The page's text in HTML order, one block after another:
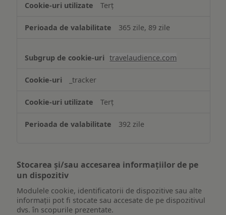
Terț
365 zile, 89 zile
travelaudience.com
_tracker
Terț
392 zile
Stocarea și/sau accesarea informațiilor de pe
un dispozitiv
Modulele cookie, identificatorii de dispozitive sau alte
informații pot fi stocate sau accesate de pe dispozitivul
dvs. în scopurile prezentate.